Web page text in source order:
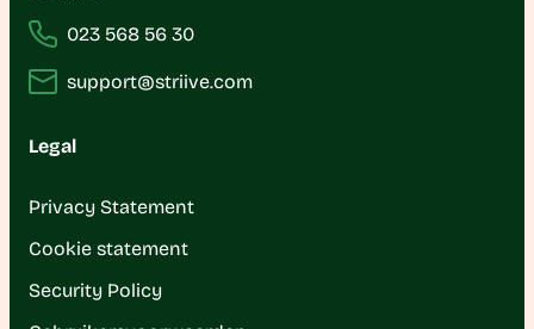
023 568 56 30
support@striive.com
Legal
Privacy Statement
Cookie statement
Security Policy